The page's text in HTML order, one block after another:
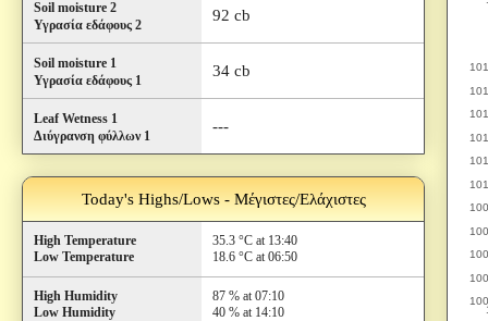
Soil moisture 2
Υγρασία εδάφους 2
92 cb
Soil moisture 1
Υγρασία εδάφους 1
34 cb
Leaf Wetness 1
Διύγρανση φύλλων 1
---
Today's Highs/Lows - Μέγιστες/Ελάχιστες
High Temperature
Low Temperature
35.3 °C at 13:40
18.6 °C at 06:50
High Humidity
Low Humidity
87 % at 07:10
40 % at 14:10